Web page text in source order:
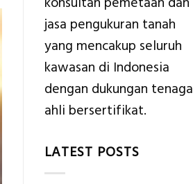
jasa pengukuran tanah
yang mencakup seluruh
kawasan di Indonesia
dengan dukungan tenaga
ahli bersertifikat.
LATEST POSTS